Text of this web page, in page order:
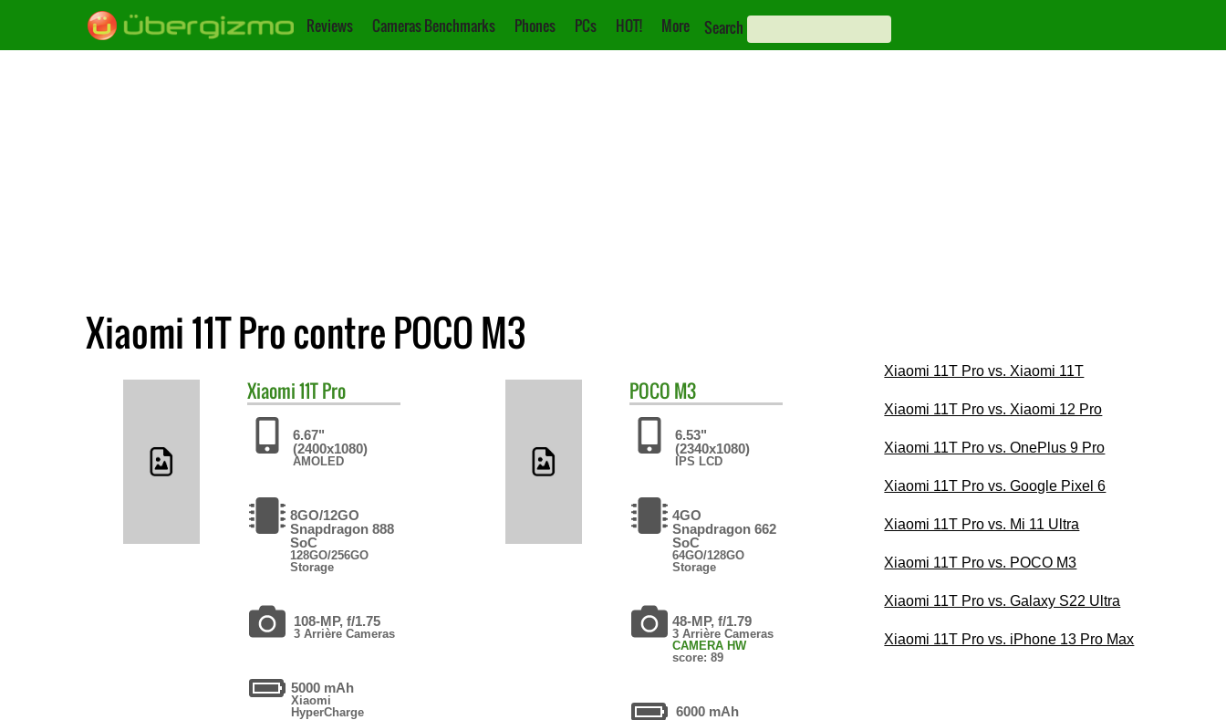
Reviews Cameras Benchmarks Phones PCs HOT! More Search
Xiaomi 11T Pro contre POCO M3
Xiaomi11T Pro
6.67"
(2400x1080)
AMOLED
8GO/12GO
Snapdragon 888
SoC
128GO/256GO
Storage
108-MP, f/1.75
3 Arrière Cameras
5000 mAh
Xiaomi
HyperCharge
POCO M3
6.53"
(2340x1080)
IPS LCD
4GO
Snapdragon 662
SoC
64GO/128GO
Storage
48-MP, f/1.79
3 Arrière Cameras
CAMERA HW
score: 89
6000 mAh
Xiaomi 11T Pro vs. Xiaomi 11T
Xiaomi 11T Pro vs. Xiaomi 12 Pro
Xiaomi 11T Pro vs. OnePlus 9 Pro
Xiaomi 11T Pro vs. Google Pixel 6
Xiaomi 11T Pro vs. Mi 11 Ultra
Xiaomi 11T Pro vs. POCO M3
Xiaomi 11T Pro vs. Galaxy S22 Ultra
Xiaomi 11T Pro vs. iPhone 13 Pro Max